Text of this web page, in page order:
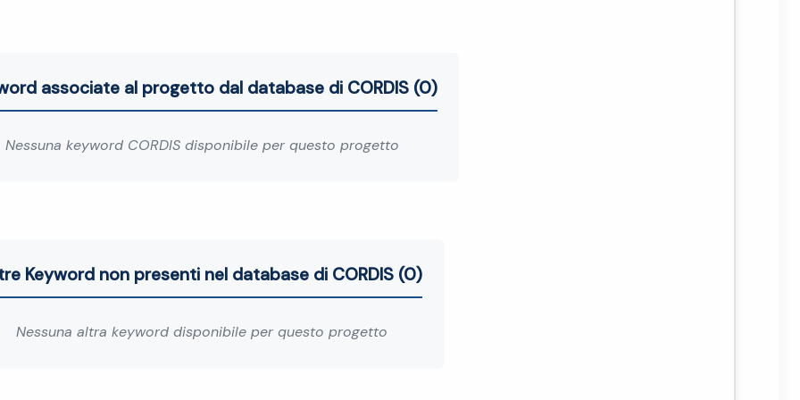
associate al progetto dal database di CORDIS (0)
Nessuna keyword CORDIS disponibile per questo progetto
Keyword non presenti nel database di CORDIS (0)
Nessuna altra keyword disponibile per questo progetto